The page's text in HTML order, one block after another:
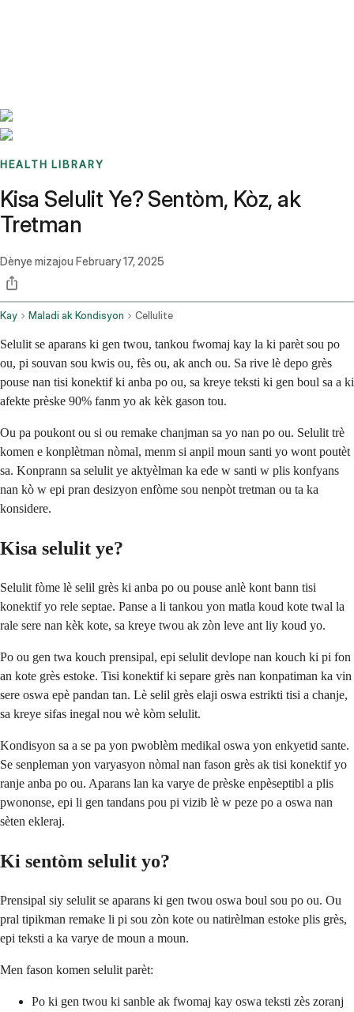
HEALTH LIBRARY
Kisa Selulit Ye? Sentòm, Kòz, ak
Tretman
Dènye mizajou February 17, 2025
Kay Maladi ak Kondisyon Cellulite
Selulit se aparans ki gen twou, tankou fwomaj kay la ki parèt sou po
ou, pi souvan sou kwis ou, fès ou, ak anch ou. Sa rive lè depo grès
pouse nan tisi konektif ki anba po ou, sa kreye teksti ki gen boul sa a ki
afekte prèske 90% fanm yo ak kèk gason tou.
Ou pa poukont ou si ou remake chanjman sa yo nan po ou. Selulit trè
komen e konplètman nòmal, menm si anpil moun santi yo wont poutèt
sa. Konprann sa selulit ye aktyèlman ka ede w santi w plis konfyans
nan kò w epi pran desizyon enfòme sou nenpòt tretman ou ta ka
konsidere.
Kisa selulit ye?
Selulit fòme lè selil grès ki anba po ou pouse anlè kont bann tisi
konektif yo rele septae. Panse a li tankou yon matla koud kote twal la
rale sere nan kèk kote, sa kreye twou ak zòn leve ant liy koud yo.
Po ou gen twa kouch prensipal, epi selulit devlope nan kouch ki pi fon
an kote grès estoke. Tisi konektif ki separe grès nan konpatiman ka vin
sere oswa epè pandan tan. Lè selil grès elaji oswa estrikti tisi a chanje,
sa kreye sifas inegal nou wè kòm selulit.
Kondisyon sa a se pa yon pwoblèm medikal oswa yon enkyetid sante.
Se senpleman yon varyasyon nòmal nan fason grès ak tisi konektif yo
ranje anba po ou. Aparans lan ka varye de prèske enpèseptibl a plis
pwononse, epi li gen tandans pou pi vizib lè w peze po a oswa nan
sèten ekleraj.
Ki sentòm selulit yo?
Prensipal siy selulit se aparans ki gen twou oswa boul sou po ou. Ou
pral tipikman remake li pi sou zòn kote ou natirèlman estoke plis grès,
epi teksti a ka varye de moun a moun.
Men fason komen selulit parèt:
Po ki gen twou ki sanble ak fwomaj kay oswa teksti zès zoranj